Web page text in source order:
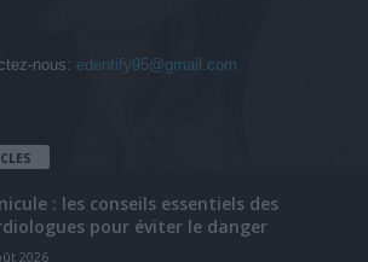
nous: edentify95@gmail.com
: les conseils essentiels des
pour éviter le danger
2026